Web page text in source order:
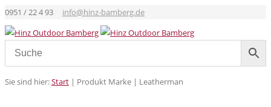
0951 / 22 4 93 info@hinz-bamberg.de
Sie sind hier:Start | Produkt Marke | Leatherman